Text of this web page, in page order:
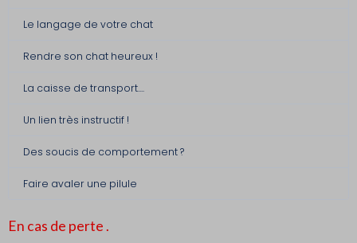
Le langage de votre chat
Rendre son chat heureux !
La caisse de transport....
Un lien très instructif !
Des soucis de comportement ?
Faire avaler une pilule
En cas de perte .